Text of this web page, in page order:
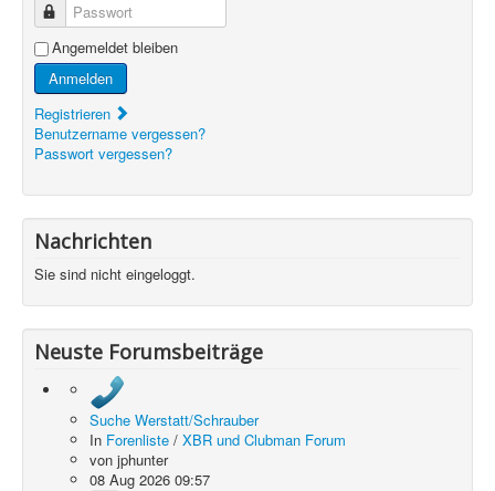
Passwort
Angemeldet bleiben
Anmelden
Registrieren
Benutzername vergessen?
Passwort vergessen?
Nachrichten
Sie sind nicht eingeloggt.
Neuste Forumsbeiträge
Suche Werstatt/Schrauber
In Forenliste / XBR und Clubman Forum
von jphunter
08 Aug 2026 09:57